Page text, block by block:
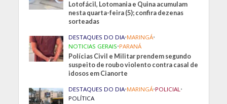
Lotofácil, Lotomania e Quina acumulam
nesta quarta-feira (5); confira dezenas
sorteadas
DESTAQUES DO DIA•MARINGÁ•
NOTICIAS GERAIS•PARANÁ
Polícias Civil e Militar prendem segundo
suspeito de roubo violento contra casal de
idosos em Cianorte
DESTAQUES DO DIA•MARINGÁ•POLICIAL•
POLÍTICA